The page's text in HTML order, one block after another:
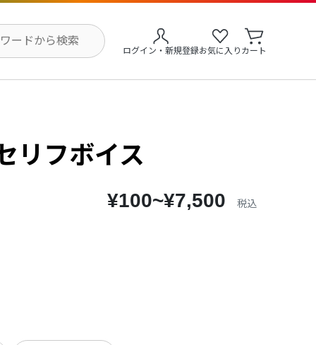
ログイン・新規登録お気に入り カート
リフボイス
¥100~¥7,500 税込